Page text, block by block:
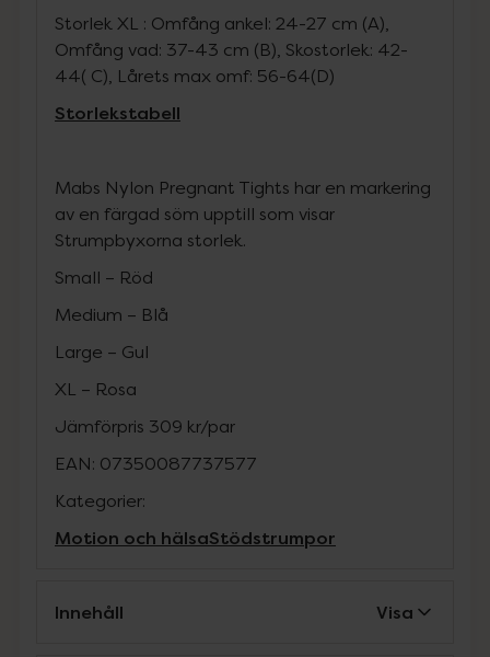
Storlek XL : Omfång ankel: 24-27 cm (A),
Omfång vad: 37-43 cm (B), Skostorlek: 42-
44( C), Lårets max omf: 56-64(D)
Storlekstabell
Mabs Nylon Pregnant Tights har en markering
av en färgad söm upptill som visar
Strumpbyxorna storlek.
Small – Röd
Medium – Blå
Large – Gul
XL – Rosa
Jämförpris 309 kr/par
EAN: 07350087737577
Kategorier:
Motion och hälsaStödstrumpor
Innehåll Visa